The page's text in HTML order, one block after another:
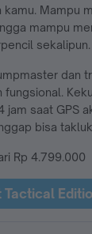
Mampu
mampu
sekalipun.
dan
jam saat GPS
bisa
Rp 4.799.000